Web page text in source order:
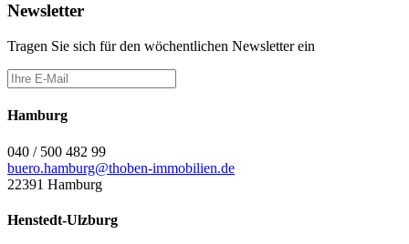
Newsletter
Tragen Sie sich für den wöchentlichen Newsletter ein
Hamburg
040 / 500 482 99
buero.hamburg@thoben-immobilien.de
22391 Hamburg
Henstedt-Ulzburg